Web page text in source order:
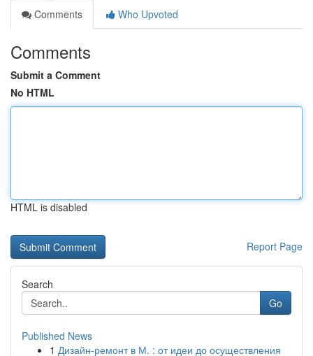
Comments
Who Upvoted
Comments
Submit a Comment
No HTML
HTML is disabled
Report Page
Search
Go
Published News
1 Дизайн-ремонт в М. : от идеи до осуществления